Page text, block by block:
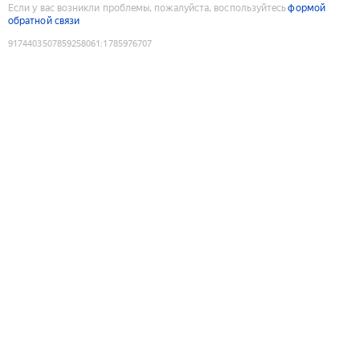
Если у вас возникли проблемы, пожалуйста, воспользуйтесьформой
обратной связи
9174403507859258061 :1785976707